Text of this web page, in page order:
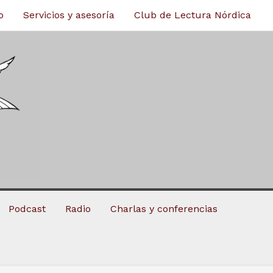
Servicios y asesoría Club de Lectura Nórdica
Podcast Radio Charlas y conferencias